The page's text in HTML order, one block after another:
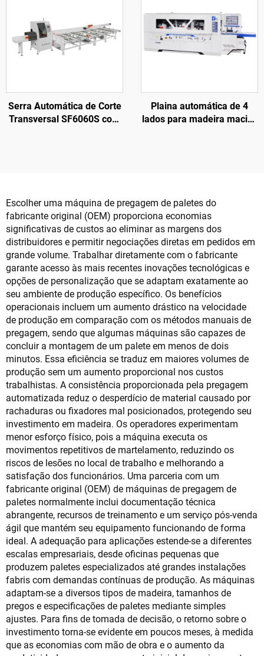
Serra Automática de Corte
Transversal SF6060S com
Plaina automática de 4
lados para madeira maciça
Escolher uma máquina de pregagem de paletes do
fabricante original (OEM) proporciona economias
significativas de custos ao eliminar as margens dos
distribuidores e permitir negociações diretas em pedidos em
grande volume. Trabalhar diretamente com o fabricante
garante acesso às mais recentes inovações tecnológicas e
opções de personalização que se adaptam exatamente ao
seu ambiente de produção específico. Os benefícios
operacionais incluem um aumento drástico na velocidade
de produção em comparação com os métodos manuais de
pregagem, sendo que algumas máquinas são capazes de
concluir a montagem de um palete em menos de dois
minutos. Essa eficiência se traduz em maiores volumes de
produção sem um aumento proporcional nos custos
trabalhistas. A consistência proporcionada pela pregagem
automatizada reduz o desperdício de material causado por
rachaduras ou fixadores mal posicionados, protegendo seu
investimento em madeira. Os operadores experimentam
menor esforço físico, pois a máquina executa os
movimentos repetitivos de martelamento, reduzindo os
riscos de lesões no local de trabalho e melhorando a
satisfação dos funcionários. Uma parceria com um
fabricante original (OEM) de máquinas de pregagem de
paletes normalmente inclui documentação técnica
abrangente, recursos de treinamento e um serviço pós-venda
ágil que mantém seu equipamento funcionando de forma
ideal. A adequação para aplicações estende-se a diferentes
escalas empresariais, desde oficinas pequenas que
produzem paletes especializados até grandes instalações
fabris com demandas contínuas de produção. As máquinas
adaptam-se a diversos tipos de madeira, tamanhos de
pregos e especificações de paletes mediante simples
ajustes. Para fins de tomada de decisão, o retorno sobre o
investimento torna-se evidente em poucos meses, à medida
que as economias com mão de obra e o aumento da